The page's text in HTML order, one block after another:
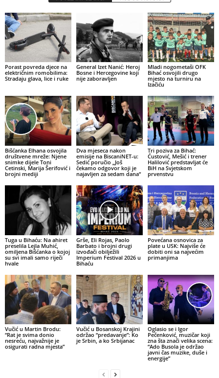
Porast povreda djece na
električnim romobilima:
Stradaju glava, lice i ruke
General Izet Nanić: Heroj
Bosne i Hercegovine koji
nije zaboravljen
Mladi nogometaši OFK
Bihać osvojili drugo
mjesto na turniru na
Izačiću
Bišćanka Elhana osvojila
društvene mreže: Njene
snimke dijele Toni
Cetinski, Marija Šerifović i
brojni mediji
Dva mjeseca nakon
emisije na BiscaniNET-u:
Sedić poručio „Još
čekamo odgovor koji je
najavljen za sedam dana“
Tri poziva za Bihać:
Ćustović, Mešić i trener
Halilović predstavljat će
BiH na Svjetskom
prvenstvu
Tuga u Bihaću: Na ahiret
preselila Lejla Muhić,
omiljena Bišćanka o kojoj
su svi imali samo riječi
hvale
Grše, Eli Rojas, Paolo
Barbato i brojni drugi
izvođači obilježili
Imperium Festival 2026 u
Bihaću
Povećana osnovica za
plate u USK: Najviše će
dobiti oni sa najvećim
primanjima
Vučić u Martin Brodu:
“Rat je svima donio
nesreću, najvažnije je
osigurati radna mjesta”
Vučić u Bosanskoj Krajini
održao “predavanje”: Ko
je Srbin, a ko Srbijanac
Oglasio se i Igor
Pečenković, muzičar koji
zna šta znači velika scena:
“Ado Busola je održao
javni čas muzike, duše i
energije”